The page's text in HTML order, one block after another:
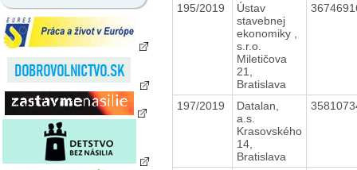
195/2019
Ústav
stavebnej
ekonomiky ,
s.r.o.
Miletičova
21,
Bratislava
197/2019
Datalan,
a.s.
Krasovského
14,
Bratislava